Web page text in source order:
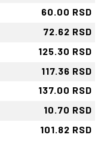
60.00 RSD
72.62 RSD
125.30 RSD
117.36 RSD
137.00 RSD
10.70 RSD
101.82 RSD